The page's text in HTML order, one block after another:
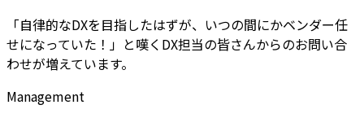
「自律的なDXを目指したはずが、いつの間にかベンダー任
せになっていた！」と嘆くDX担当の皆さんからのお問い合
わせが増えています。
Management